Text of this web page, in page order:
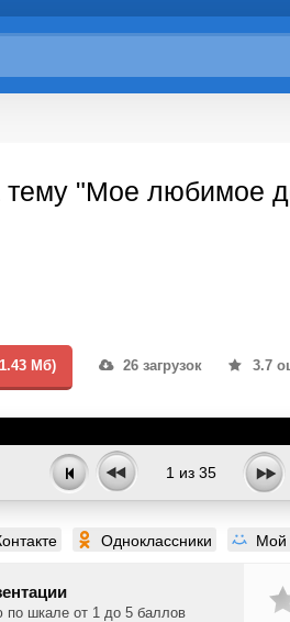
тему "Мое любимое
Мб) 26 загрузок 3.7
1 из 35
Одноклассники
по шкале от 1 до 5 баллов